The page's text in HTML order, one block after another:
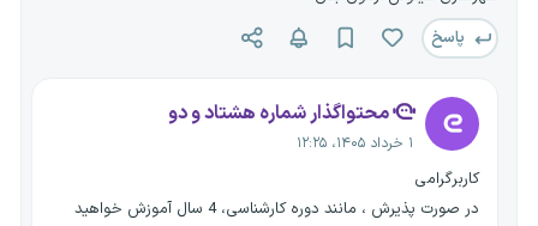
پاسخ
محتواگذار شماره هشتاد و دو
۱ خرداد ۱۴۰۵، ۱۲:۲۵
کاربرگرامی
در صورت پذیرش ، مانند دوره کارشناسی، 4 سال آموزش خواهید